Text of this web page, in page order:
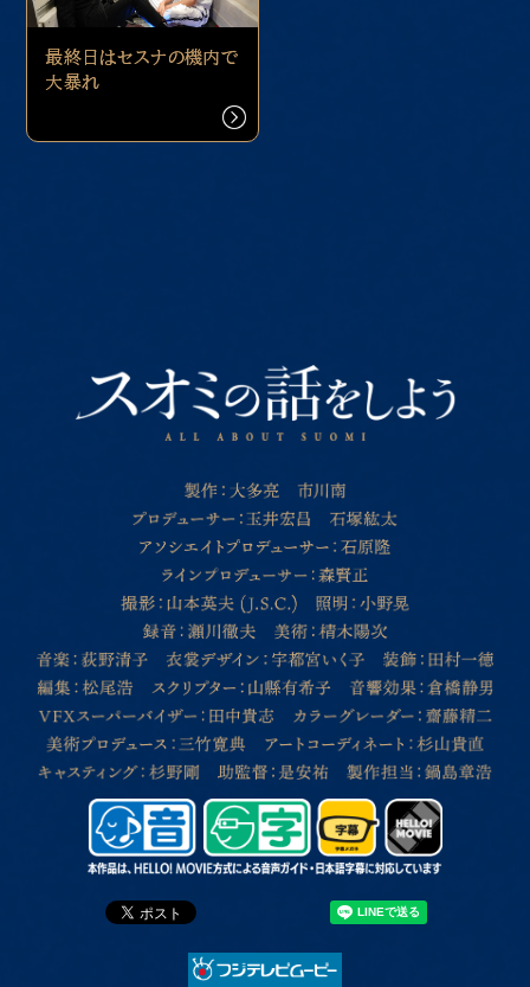
最終日はセスナの機内で
大暴れ